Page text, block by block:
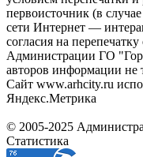
первоисточник (в
сети Интернет —
согласия на
Администрации ГО
авторов информации не
Сайт www.arhcity.ru
Яндекс.Метрика
© 2005-2025
Статистика